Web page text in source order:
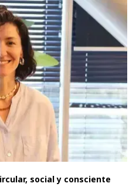
social y consciente